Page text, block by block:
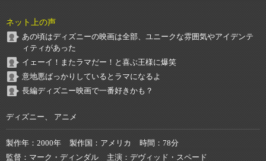
ネット上の声
あの頃はディズニーの映画は全部、ユニークな雰囲気やアイデンテ
ィティがあった
イェーイ！またラマだー！と喜ぶ王様に爆笑
意地悪ばっかりしているとラマになるよ
長編ディズニー映画で一番好きかも？
ディズニー、 アニメ
製作年 2000年 製作国 アメリカ 時間
78分
監督
マーク・ディンダル 主演 デヴィッド・スペード